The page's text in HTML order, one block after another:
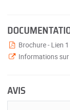
Brochure - Lien 1
Informations sur
AVIS